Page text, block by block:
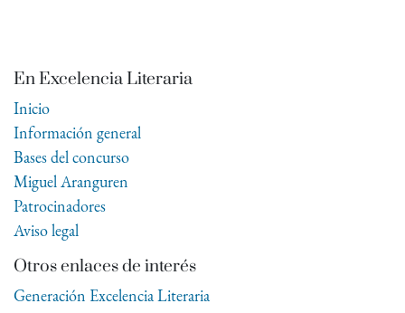
En Excelencia Literaria
Inicio
Información general
Bases del concurso
Miguel Aranguren
Patrocinadores
Aviso legal
Otros enlaces de interés
Generación Excelencia Literaria